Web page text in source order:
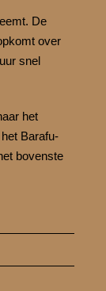
De
over
snel
het
Barafu-
bovenste